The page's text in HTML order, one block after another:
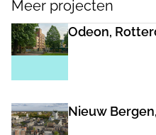
Meer projecten
Odeon,
Nieuw